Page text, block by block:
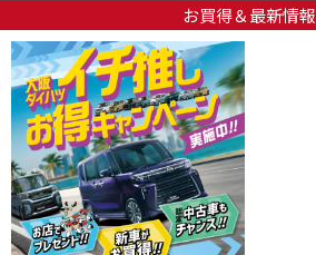
お買得＆最新情報